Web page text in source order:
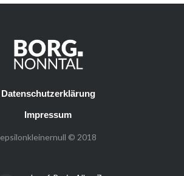
Datenschutzerklärung
Impressum
epsilonkleinernull © 2018